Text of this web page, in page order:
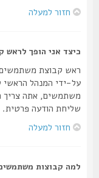
חזור למעלה
כיצד אני הופך לראש
ראש קבוצת משתמשים
על-ידי המנהל הראשי של
משתמשים, אתה צריך
שליחת הודעה פרטית.
חזור למעלה
למה קבוצות משתמשים